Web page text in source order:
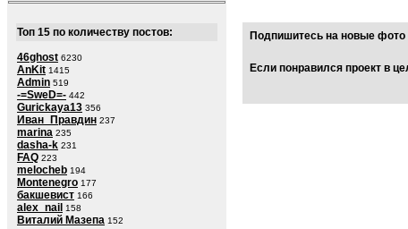
Топ 15 по количеству постов:
46ghost 6230
AnKit 1415
Admin 519
-=SweD=- 442
Gurickaya13 356
Иван_Правдин 237
marina 235
dasha-k 231
FAQ 223
melocheb 194
Montenegro 177
бакшевист 166
alex_nail 158
Виталий Мазепа 152
Подпишитесь на новые фото
Если понравился проект в